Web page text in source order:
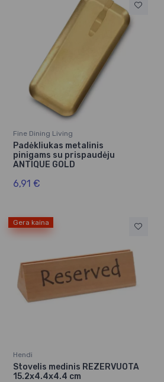
Fine Dining Living
Padėkliukas metalinis
pinigams su prispaudėju
ANTIQUE GOLD
6,91 €
Gera kaina
Hendi
Stovelis medinis REZERVUOTA
15.2x4.4x4.4 cm